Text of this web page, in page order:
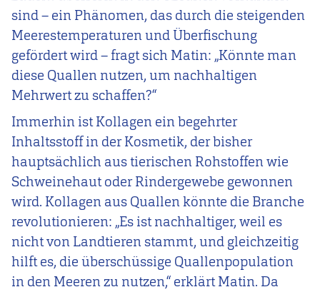
sind – ein Phänomen, das durch die steigenden
Meerestemperaturen und Überfischung
gefördert wird – fragt sich Matin: „Könnte man
diese Quallen nutzen, um nachhaltigen
Mehrwert zu schaffen?“
Immerhin ist Kollagen ein begehrter
Inhaltsstoff in der Kosmetik, der bisher
hauptsächlich aus tierischen Rohstoffen wie
Schweinehaut oder Rindergewebe gewonnen
wird. Kollagen aus Quallen könnte die Branche
revolutionieren: „Es ist nachhaltiger, weil es
nicht von Landtieren stammt, und gleichzeitig
hilft es, die überschüssige Quallenpopulation
in den Meeren zu nutzen,“ erklärt Matin. Da